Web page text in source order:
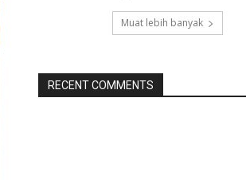
Muat lebih banyak
RECENT COMMENTS